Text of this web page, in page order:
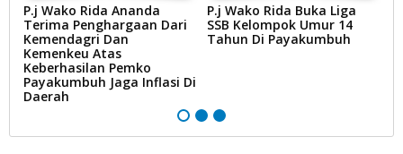
P.j Wako Rida Ananda
Terima Penghargaan Dari
Kemendagri Dan
Kemenkeu Atas
Keberhasilan Pemko
Payakumbuh Jaga Inflasi Di
Daerah
P.j Wako Rida Buka Liga
SSB Kelompok Umur 14
Tahun Di Payakumbuh